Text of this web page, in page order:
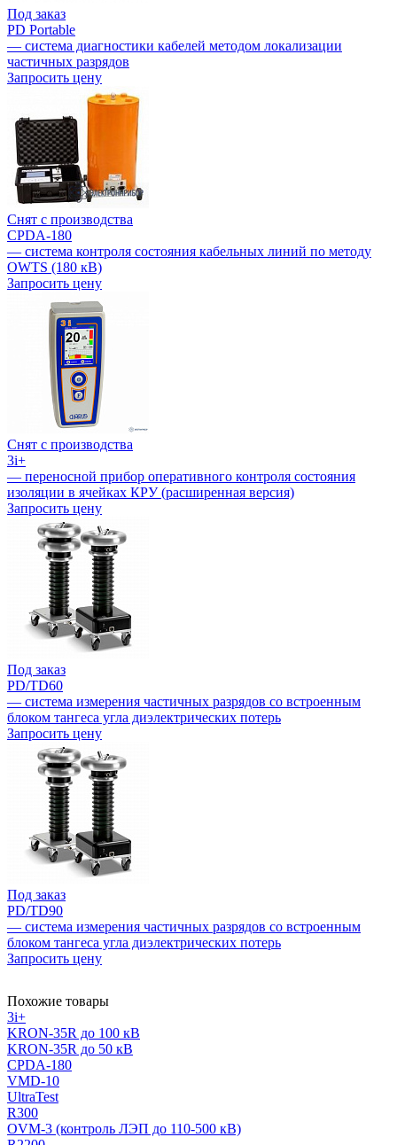
Под заказ
PD Portable
— система диагностики кабелей методом локализации
частичных разрядов
Запросить цену
Снят с производства
CPDA-180
— система контроля состояния кабельных линий по методу
OWTS (180 кВ)
Запросить цену
Снят с производства
3i+
— переносной прибор оперативного контроля состояния
изоляции в ячейках КРУ (расширенная версия)
Запросить цену
Под заказ
PD/TD60
— система измерения частичных разрядов со встроенным
блоком тангеса угла диэлектрических потерь
Запросить цену
Под заказ
PD/TD90
— система измерения частичных разрядов со встроенным
блоком тангеса угла диэлектрических потерь
Запросить цену
Похожие товары
3i+
KRON-35R до 100 кВ
KRON-35R до 50 кВ
CPDA-180
VMD-10
UltraTest
R300
OVM-3 (контроль ЛЭП до 110-500 кВ)